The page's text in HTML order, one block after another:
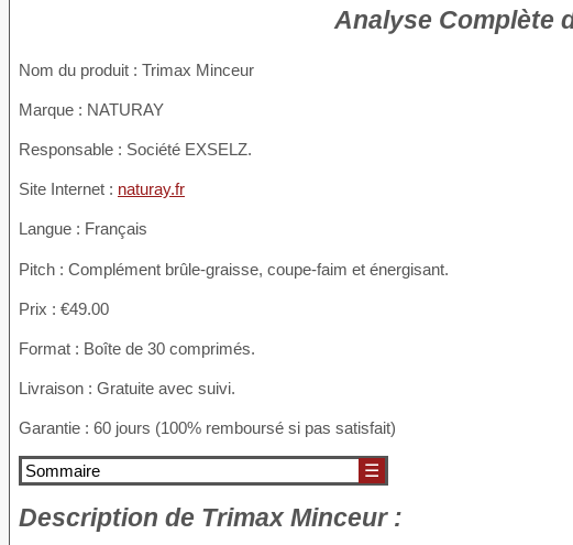
Analyse Complète
Nom du produit : Trimax Minceur
Marque : NATURAY
Responsable : Société EXSELZ.
Site Internet : naturay.fr
Langue : Français
Pitch : Complément brûle-graisse, coupe-faim et énergisant.
Prix : €49.00
Format : Boîte de 30 comprimés.
Livraison : Gratuite avec suivi.
Garantie : 60 jours (100% remboursé si pas satisfait)
Sommaire ☰
Description de Trimax Minceur :